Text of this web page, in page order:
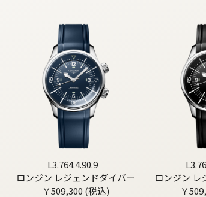
L3.764.4.90.9
ロンジン レジェンドダイバー
￥509,300 (税込)
ロンジン レ
￥